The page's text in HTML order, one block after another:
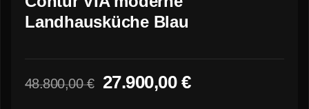
Landhausküche Blau
48.800,00€
Ursprünglicher
27.900,00 €Aktueller